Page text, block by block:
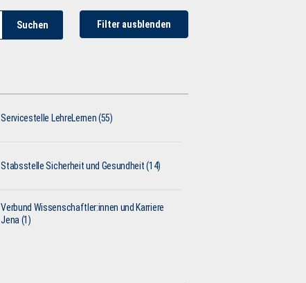
Suchen Filter ausblenden
Servicestelle LehreLernen (55)
Stabsstelle Sicherheit und Gesundheit (14)
Verbund Wissenschaftler:innen und Karriere
Jena (1)